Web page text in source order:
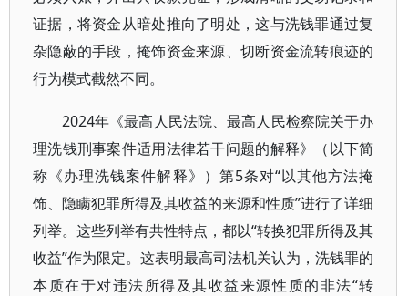
证据，将资金从暗处推向了明处，这与洗钱罪通过复
杂隐蔽的手段，掩饰资金来源、切断资金流转痕迹的
行为模式截然不同。
2024年《最高人民法院、最高人民检察院关于办
理洗钱刑事案件适用法律若干问题的解释》（以下简
称《办理洗钱案件解释》）第5条对“以其他方法掩
饰、隐瞒犯罪所得及其收益的来源和性质”进行了详细
列举。这些列举有共性特点，都以“转换犯罪所得及其
收益”作为限定。这表明最高司法机关认为，洗钱罪的
本质在于对违法所得及其收益来源性质的非法“转